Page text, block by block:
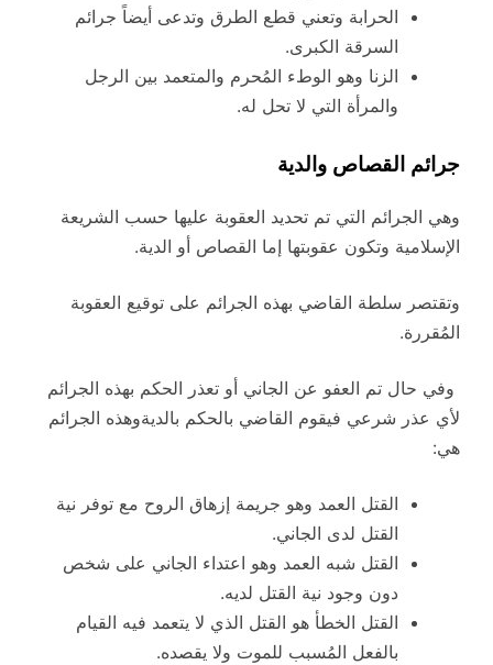
الحرابة وتعني قطع الطرق وتدعى أيضاً جرائم
السرقة الكبرى.
الزنا وهو الوطء المُحرم والمتعمد بين الرجل
والمرأة التي لا تحل له.
جرائم القصاص والدية
وهي الجرائم التي تم تحديد العقوبة عليها حسب الشريعة
الإسلامية وتكون عقوبتها إما القصاص أو الدية.
وتقتصر سلطة القاضي بهذه الجرائم على توقيع العقوبة
المُقررة.
وفي حال تم العفو عن الجاني أو تعذر الحكم بهذه الجرائم
لأي عذر شرعي فيقوم القاضي بالحكم بالديةوهذه الجرائم
هي:
القتل العمد وهو جريمة إزهاق الروح مع توفر نية
القتل لدى الجاني.
القتل شبه العمد وهو اعتداء الجاني على شخص
دون وجود نية القتل لديه.
القتل الخطأ هو القتل الذي لا يتعمد فيه القيام
بالفعل المُسبب للموت ولا يقصده.